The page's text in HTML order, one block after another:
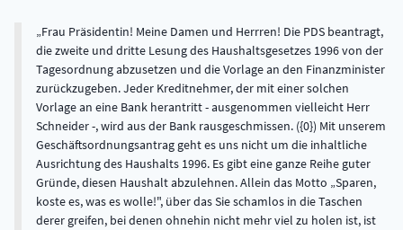
Frau Präsidentin! Meine Damen und Herrren! Die PDS beantragt,
die zweite und dritte Lesung des Haushaltsgesetzes 1996 von der
Tagesordnung abzusetzen und die Vorlage an den Finanzminister
zurückzugeben. Jeder Kreditnehmer, der mit einer solchen
Vorlage an eine Bank herantritt - ausgenommen vielleicht Herr
Schneider -, wird aus der Bank rausgeschmissen. ({0}) Mit unserem
Geschäftsordnungsantrag geht es uns nicht um die inhaltliche
Ausrichtung des Haushalts 1996. Es gibt eine ganze Reihe guter
Gründe, diesen Haushalt abzulehnen. Allein das Motto „Sparen,
koste es, was es wolle!", über das Sie schamlos in die Taschen
derer greifen, bei denen ohnehin nicht mehr viel zu holen ist, ist